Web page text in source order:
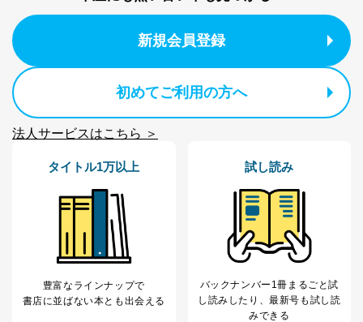
7
SNS公式アカウン
トに登録された方
当社のサービス利用状況の把握お
お問い合わせ対応、トラブル対
その他当社のプライバシーポリシ
ため
※上記の利用目的のうちNo.1～5については保有個人デ
開示等のご請求に対応させていただきます。
なお、6、7については、パートナー（提携企業）様又は
各SNS運営会社様にご請求いただきますようお願い致し
３．個人情報の第三者提供について
本人の同意を得ることなく第三者に提供することはあり
ません。ただし、次の場合は除きます。
新規会員登録
初めてご利用の方へ
法人サービスはこちら ＞
タイトル1万以上
豊富なラインナップで
書店に並ばない本とも出会える
試し読み
バックナンバー1冊まるごと試
し読み したり、最新号も試し読
みできる